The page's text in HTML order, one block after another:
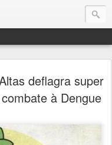
deflagra super
à Dengue